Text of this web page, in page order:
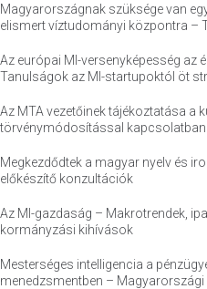
Magyarországnak szüksége van
elismert víztudományi központra –
Az európai MI-versenyképesség az
Tanulságok az MI-startupoktól öt
Az MTA vezetőinek tájékoztatása a
törvénymódosítással
Megkezdődtek a magyar nyelv és
előkészítő konzultációk
Az MI-gazdaság – Makrotrendek,
kormányzási kihívások
Mesterséges intelligencia a
menedzsmentben –